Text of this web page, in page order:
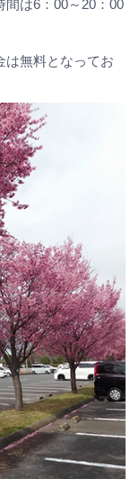
は6：00～20：00
は無料となってお